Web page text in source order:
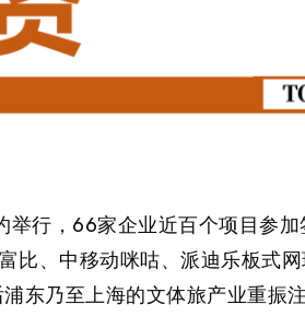
行， 66家企业近百个项目参
比、中移动咪咕、派迪乐板式
东乃至上海的文体旅产业重振